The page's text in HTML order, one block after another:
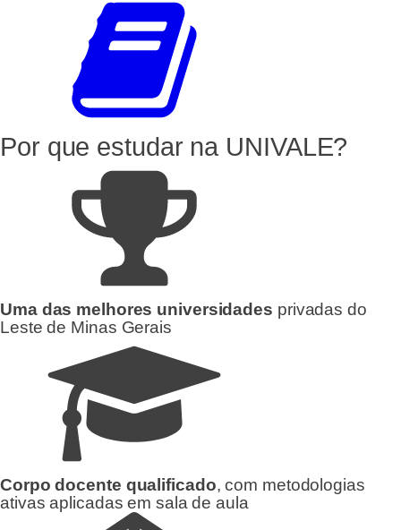
Por que estudarna UNIVALE?
Uma das melhores universidades privadas do
Leste de Minas Gerais
Corpo docente qualificado, com metodologias
ativas aplicadas em sala de aula